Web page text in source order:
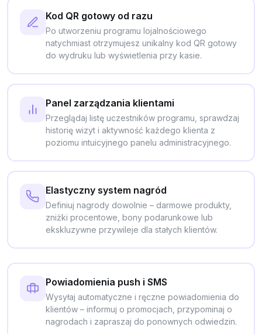
Kod QR gotowy od razu
Po utworzeniu programu lojalnościowego
natychmiast otrzymujesz unikalny kod QR gotowy
do wydruku lub wyświetlenia przy kasie.
Panel zarządzania klientami
Przeglądaj listę uczestników programu, sprawdzaj
historię wizyt i aktywność każdego klienta z
poziomu intuicyjnego panelu administracyjnego.
Elastyczny system nagród
Definiuj nagrody dowolnie – darmowe produkty,
zniżki procentowe, bony podarunkowe lub
ekskluzywne przywileje dla stałych klientów.
Powiadomienia push i SMS
Wysyłaj automatyczne i ręczne powiadomienia do
klientów – informuj o promocjach, przypominaj o
nagrodach i zapraszaj do ponownych odwiedzin.